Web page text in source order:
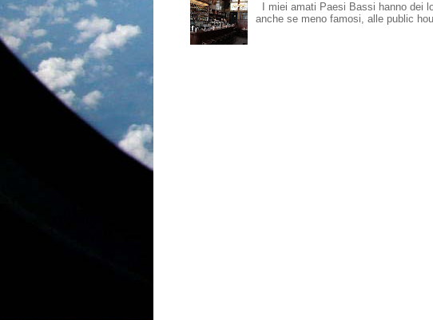
I miei amati Paesi Bassi hanno dei
anche se meno famosi, alle public